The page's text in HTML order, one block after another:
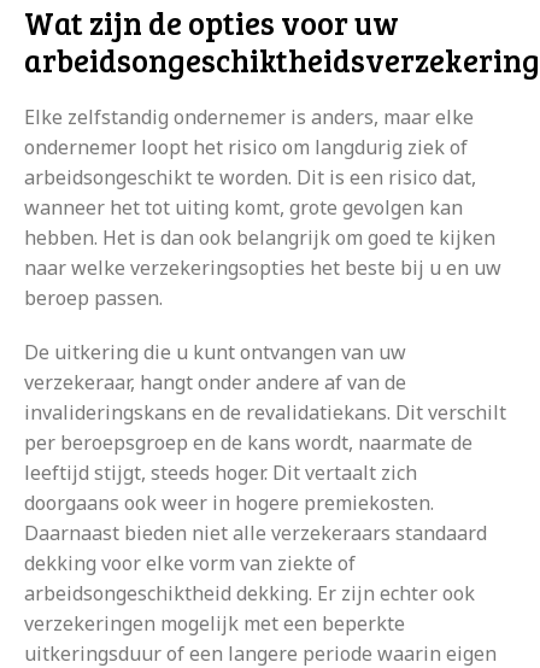
Wat zijn de opties voor uw
Elke zelfstandig ondernemer is anders, maar elke
ondernemer loopt het risico om langdurig ziek of
arbeidsongeschikt te worden. Dit is een risico dat,
wanneer het tot uiting komt, grote gevolgen kan
hebben. Het is dan ook belangrijk om goed te kijken
naar welke verzekeringsopties het beste bij u en uw
beroep passen.
De uitkering die u kunt ontvangen van uw
verzekeraar, hangt onder andere af van de
invalideringskans en de revalidatiekans. Dit verschilt
per beroepsgroep en de kans wordt, naarmate de
leeftijd stijgt, steeds hoger. Dit vertaalt zich
doorgaans ook weer in hogere premiekosten.
Daarnaast bieden niet alle verzekeraars standaard
dekking voor elke vorm van ziekte of
arbeidsongeschiktheid dekking. Er zijn echter ook
verzekeringen mogelijk met een beperkte
uitkeringsduur of een langere periode waarin eigen